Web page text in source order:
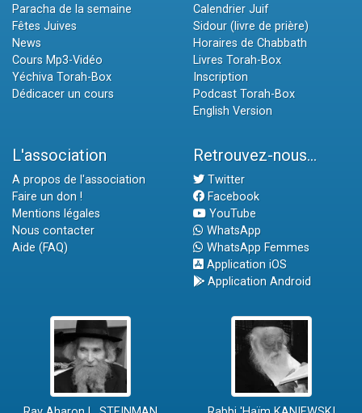
Paracha de la semaine
Fêtes Juives
News
Cours Mp3-Vidéo
Yéchiva Torah-Box
Dédicacer un cours
Calendrier Juif
Sidour (livre de prière)
Horaires de Chabbath
Livres Torah-Box
Inscription
Podcast Torah-Box
English Version
L'association
A propos de l'association
Faire un don !
Mentions légales
Nous contacter
Aide (FAQ)
Retrouvez-nous...
Twitter
Facebook
YouTube
WhatsApp
WhatsApp Femmes
Application iOS
Application Android